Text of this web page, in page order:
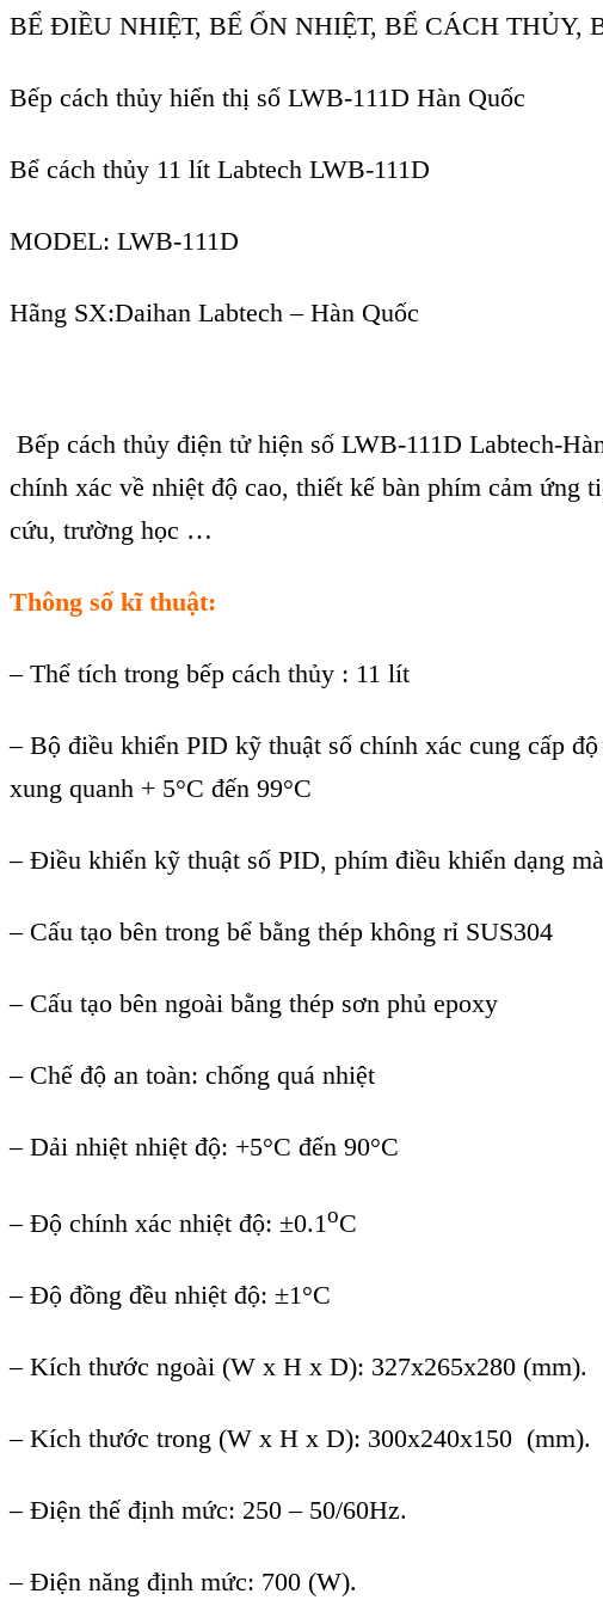
BỂ ĐIỀU NHIỆT, BỂ ỔN NHIỆT, BỂ CÁCH THỦY,
Bếp cách thủy hiển thị số LWB-1 11D Hàn Quốc
Bể cách thủy 11 lít Labtech LWB-111D
MODEL: LWB-1 11D
Hãng SX:Daihan Labtech – Hàn Quốc
Bếp cách thủy điện tử hiện số LWB-111D Labtech-H
chính xác về nhiệt độ cao, thiết kế bàn phím cảm ứng
cứu, trường học …
Thông số kĩ thuật:
– Thể tích trong bếp cách thủy : 11 lít
– Bộ điều khiển PID kỹ thuật số chính xác cung cấp
xung quanh + 5°C đến 99°C
– Điều khiển kỹ thuật số PID, phím điều khiển dạng
– Cấu tạo bên trong bể bằng thép không rỉ SUS304
– Cấu tạo bên ngoài bằng thép sơn phủ epoxy
– Chế độ an toàn: chống quá nhiệt
– Dải nhiệt nhiệt độ: +5°C đến 90°C
– Độ chính xác nhiệt độ: ±0.1oC
– Độ đồng đều nhiệt độ: ±1°C
– Kích thước ngoài (W x H x D): 327x265x280 (mm).
– Kích thước trong (W x H x D): 300x240x150 (mm).
– Điện thế định mức: 250 – 50/60Hz.
– Điện năng định mức: 700 (W).